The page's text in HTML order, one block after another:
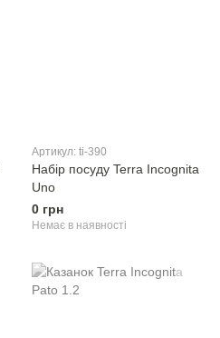
Артикул: ti-390
Набір посуду Terra Incognita
Uno
0 грн
Немає в наявності